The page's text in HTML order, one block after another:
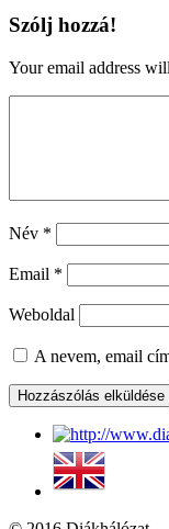
Szólj hozzá!
Your email address
Név *
Email *
Weboldal
A nevem, email